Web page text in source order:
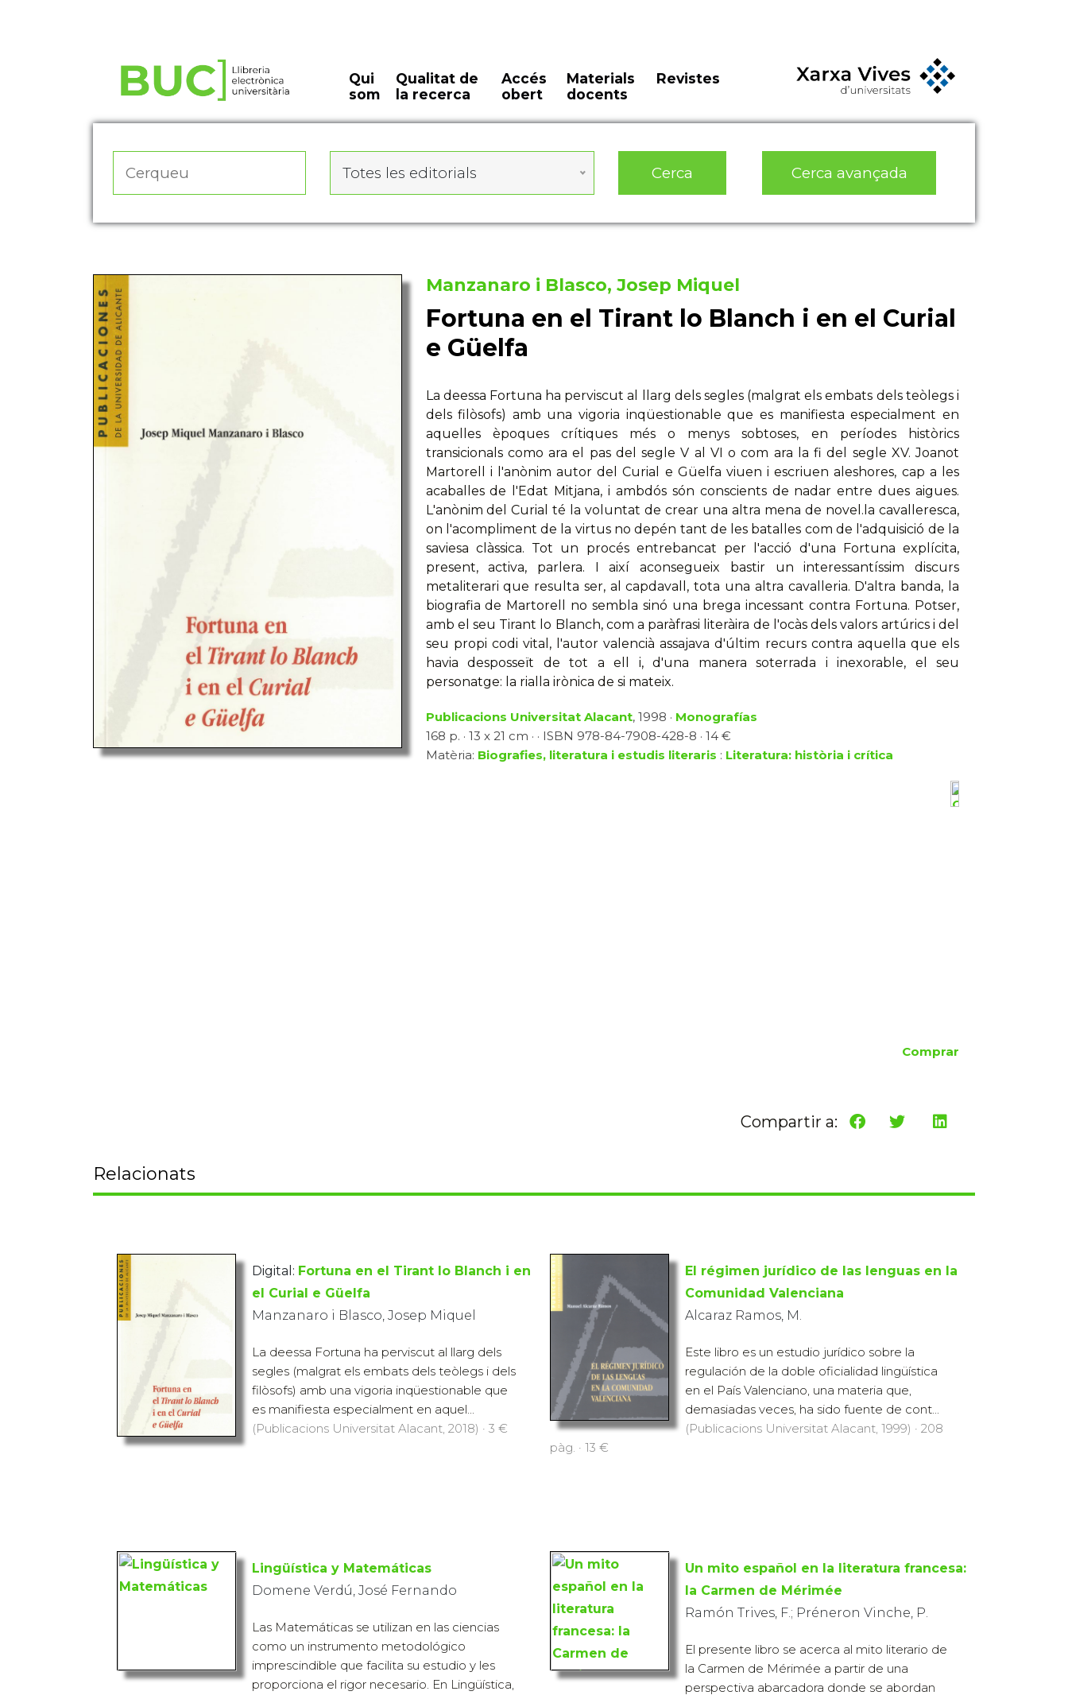
Qui
som
Qualitat de
la recerca
Accés
obert
Materials
docents
Revistes
Totes les editorials Cerca Cerca avançada
Manzanaro i Blasco, Josep Miquel
Fortuna en el Tirant lo Blanch i en el Curial
e Güelfa
La deessa Fortuna ha perviscut al llarg dels segles (malgrat els embats dels teòlegs i
dels filòsofs) amb una vigoria inqüestionable que es manifiesta especialment en
aquelles èpoques crítiques més o menys sobtoses, en períodes històrics
transicionals como ara el pas del segle V al VI o com ara la fi del segle XV. Joanot
Martorell i l'anònim autor del Curial e Güelfa viuen i escriuen aleshores, cap a les
acaballes de l'Edat Mitjana, i ambdós són conscients de nadar entre dues aigues.
L'anònim del Curial té la voluntat de crear una altra mena de novel.la cavalleresca,
on l'acompliment de la virtus no depén tant de les batalles com de l'adquisició de la
saviesa clàssica. Tot un procés entrebancat per l'acció d'una Fortuna explícita,
present, activa, parlera. I així aconsegueix bastir un interessantíssim discurs
metaliterari que resulta ser, al capdavall, tota una altra cavalleria. D'altra banda, la
biografia de Martorell no sembla sinó una brega incessant contra Fortuna. Potser,
amb el seu Tirant lo Blanch, com a paràfrasi literàira de l'ocàs dels valors artúrics i del
seu propi codi vital, l'autor valencià assajava d'últim recurs contra aquella que els
havia desposseït de tot a ell i, d'una manera soterrada i inexorable, el seu
personatge: la rialla irònica de si mateix.
Publicacions Universitat Alacant, 1998 · Monografías
168 p. · 13 x 21 cm · · ISBN 978-84-7908-428-8 · 14 €
Matèria: Biografies, literatura i estudis literaris : Literatura: història i crítica
Comprar
Compartir a:
Relacionats
Digital: Fortuna en el Tirant lo Blanch i en
el Curial e Güelfa
Manzanaro i Blasco, Josep Miquel
La deessa Fortuna ha perviscut al llarg dels
segles (malgrat els embats dels teòlegs i dels
filòsofs) amb una vigoria inqüestionable que
es manifiesta especialment en aquel...
(Publicacions Universitat Alacant, 2018) · 3 €
El régimen jurídico de las lenguas en la
Comunidad Valenciana
Alcaraz Ramos, M.
Este libro es un estudio jurídico sobre la
regulación de la doble oficialidad lingüística
en el País Valenciano, una materia que,
demasiadas veces, ha sido fuente de cont...
(Publicacions Universitat Alacant, 1999) · 208
pàg. · 13 €
Lingüística y Matemáticas
Domene Verdú, José Fernando
Las Matemáticas se utilizan en las ciencias
como un instrumento metodológico
imprescindible que facilita su estudio y les
proporciona el rigor necesario. En Lingüística,
Un mito español en la literatura francesa:
la Carmen de Mérimée
Ramón Trives, F.; Préneron Vinche, P.
El presente libro se acerca al mito literario de
la Carmen de Mérimée a partir de una
perspectiva abarcadora donde se abordan